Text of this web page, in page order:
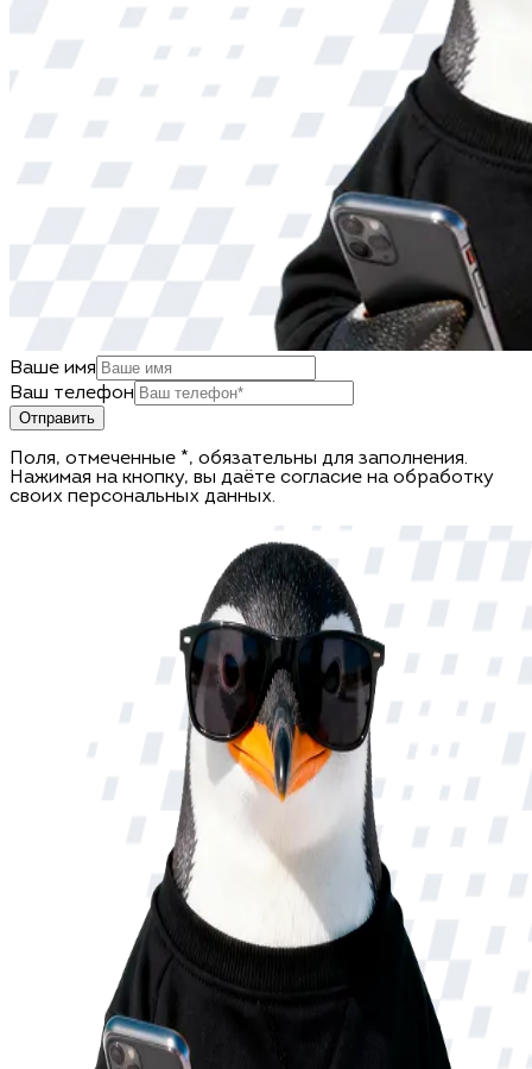
Ваше имя
Ваш телефон
Отправить
Поля, отмеченные *, обязательны для заполнения.
Нажимая на кнопку, вы даёте согласие на обработку
своих персональных данных.